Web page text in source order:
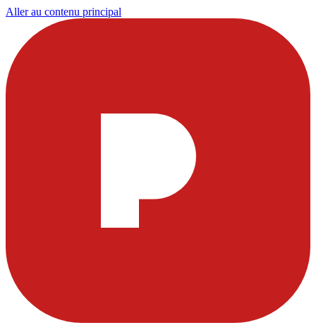
Aller au contenu principal